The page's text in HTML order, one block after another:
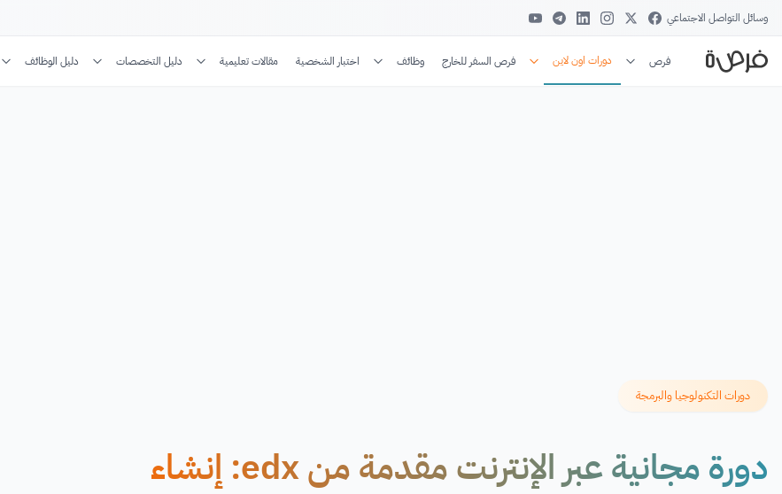
وسائل التواصل الاجتماعي
فرص دورات اون لاين فرص السفر للخارج وظائف اختبار الشخصية مقالات تعليمية دليل التخصصات دليل الوظائف
دورات التكنولوجيا والبرمجة
دورة مجانية عبر الإنترنت مقدمة من edx: إنشاء